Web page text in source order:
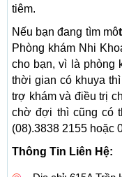
tiêm.
Nếu bạn đang tìm mô
Phòng khám Nhi
cho bạn, vì là phòng
thời gian có khuya
trợ khám và điều trị
chờ đợi thì cũng có
(08).3838 2155 hoặc
Thông Tin Liên Hệ: